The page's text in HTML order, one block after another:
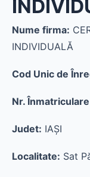
Nume firma:
INDIVIDUALĂ
Cod Unic de
Nr.
Judet: IAŞI
Localitate: Sat